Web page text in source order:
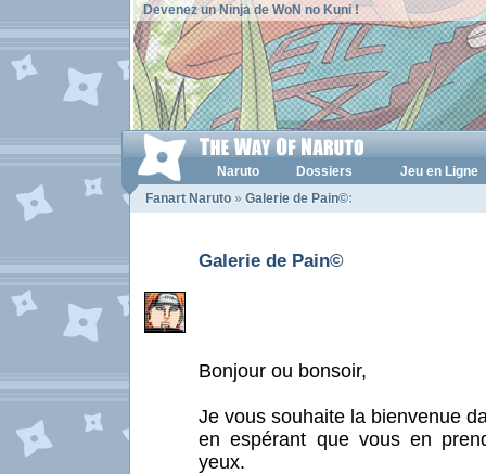
Devenez un Ninja de WoN no Kuni !
Naruto Dossiers
Jeu en Ligne
Fanart Naruto » Galerie de Pain©:
Galerie de Pain©
Bonjour ou bonsoir,
Je vous souhaite la bienvenue
en espérant que vous en
yeux.